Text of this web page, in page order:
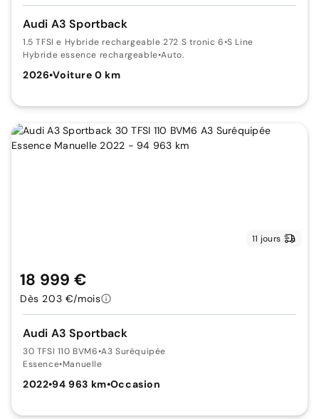
Audi A3 Sportback
1.5 TFSI e Hybride rechargeable 272 S tronic 6•S Line
Hybride essence rechargeable•Auto.
2026•Voiture 0 km
11 jours
Audi A3 Sportback
30 TFSI 110 BVM6•A3 Suréquipée
Essence•Manuelle
2022•94 963 km•Occasion
18 999 €
Dès 203 €/mois